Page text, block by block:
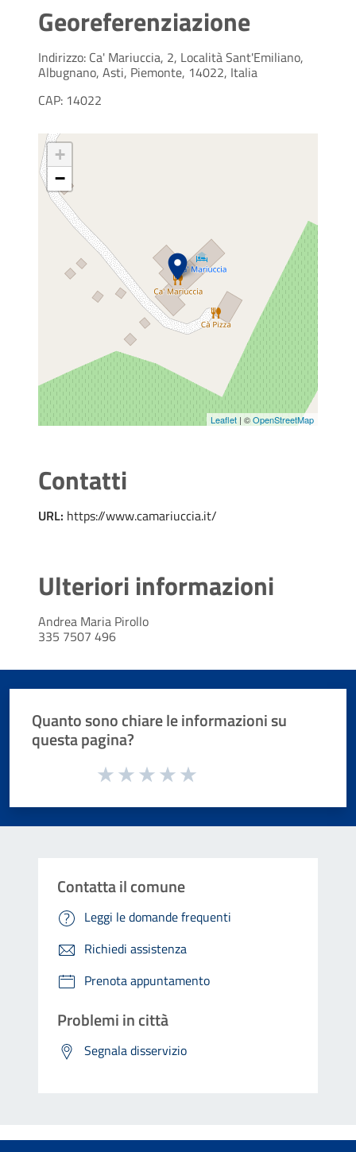
Georeferenziazione
Indirizzo: Ca' Mariuccia, 2, Località Sant'Emiliano,
Albugnano, Asti, Piemonte, 14022, Italia
CAP: 14022
+
−
Leaflet | ©OpenStreetMap
Contatti
URL: https://www.camariuccia.it/
Ulteriori informazioni
Andrea Maria Pirollo
335 7507 496
Quanto sono chiare le informazioni su
questa pagina?
Valuta da 1 a 5 stelle la pagina
Contatta il comune
Leggi le domande frequenti
Richiedi assistenza
Prenota appuntamento
Problemi in città
Segnala disservizio